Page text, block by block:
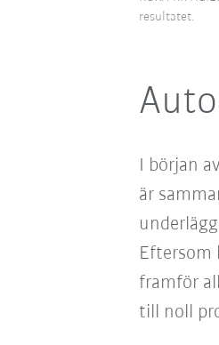
resultatet.
I början
är
Eftersom
framför
till noll